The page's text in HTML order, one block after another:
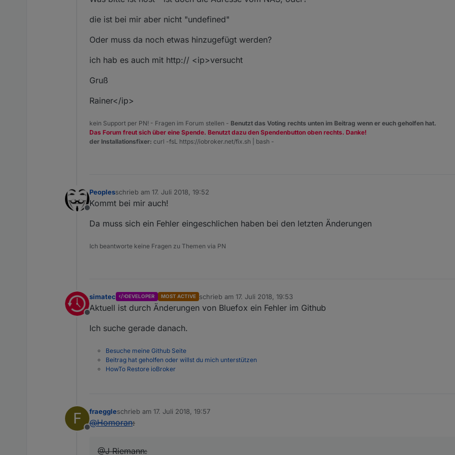
die ist bei mir aber nicht "undefined"
Oder muss da noch etwas hinzugefügt werden?
ich hab es auch mit http:// <ip>versucht
Gruß
Rainer</ip>
kein Support per PN! - Fragen im Forum stellen - Benutzt das Voting rechts unten im Beitrag wenn er euch geholfen hat.
Das Forum freut sich über eine Spende. Benutzt dazu den Spendenbutton oben rechts. Danke!
der Installationsfixer: curl -fsL https://iobroker.net/fix.sh | bash -
Offline
Peoplesschrieb am 17. Juli 2018, 19:52
zuletzt editiert von
Kommt bei mir auch!
Da muss sich ein Fehler eingeschlichen haben bei den letzten Änderungen
Ich beantworte keine Fragen zu Themen via PN
Offline
simatec DEVELOPER MOST ACTIVE schrieb am17. Juli 2018, 19:53
zuletzt editiert von
Aktuell ist durch Änderungen von Bluefox ein Fehler im Github
Ich suche gerade danach.
Besuche meine Github Seite
Beitrag hat geholfen oder willst du mich unterstützen
HowTo Restore ioBroker
F
Offline
fraeggleschrieb am 17. Juli 2018, 19:57
zuletzt editiert von
@Homoran:
@J Riemann: